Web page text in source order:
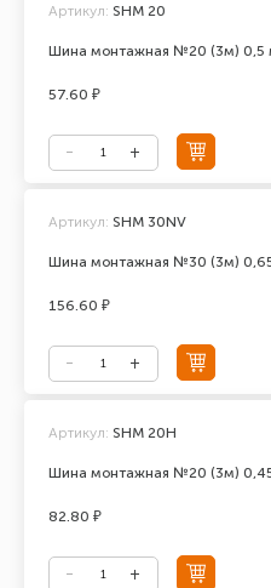
Шина монтажная №20 (3м) 0,5
Артикул: SHM 20
57.60 ₽
Шина монтажная №30 (3м)
Артикул: SHM 30NV
156.60 ₽
Шина монтажная №20 (3м)
Артикул: SHM 20Н
82.80 ₽